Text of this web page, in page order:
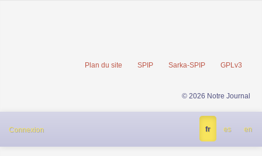
Plan du site SPIP Sarka-SPIP GPLv3
© 2026 Notre Journal
Connexion fr es en